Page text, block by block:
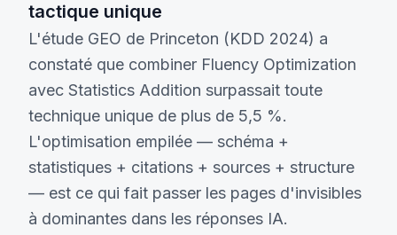
tactique unique
L'étude GEO de Princeton (KDD 2024) a
constaté que combiner Fluency Optimization
avec Statistics Addition surpassait toute
technique unique de plus de 5,5 %.
L'optimisation empilée — schéma +
statistiques + citations + sources + structure
— est ce qui fait passer les pages d'invisibles
à dominantes dans les réponses IA.